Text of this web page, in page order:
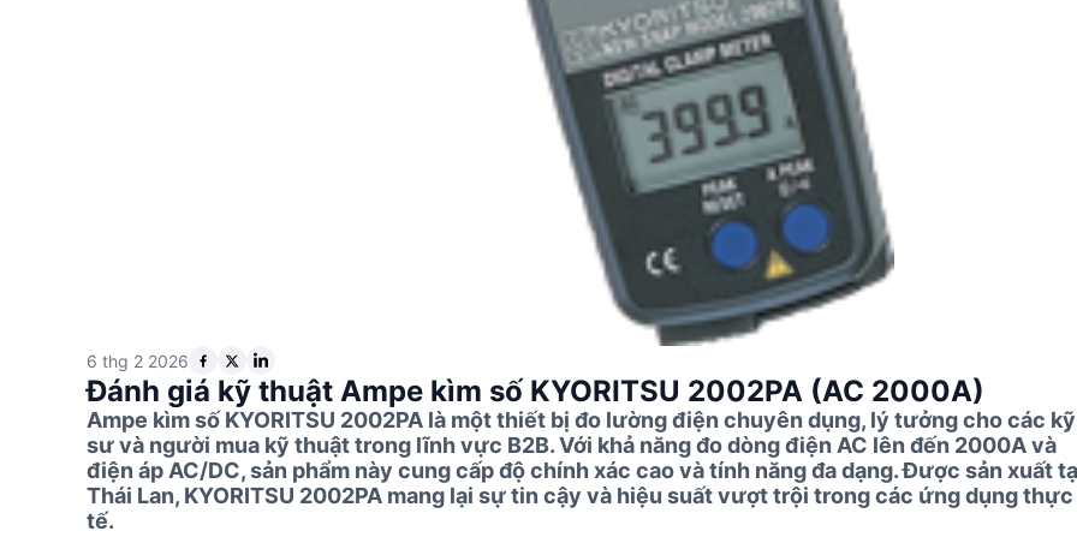
6 thg 2 2026
Đánh giá kỹ thuật Ampe kìm số KYORITSU 2002PA (AC 2000A)
Ampe kìm số KYORITSU 2002PA là một thiết bị đo lường điện chuyên dụng, lý tưởng cho các kỹ
sư và người mua kỹ thuật trong lĩnh vực B2B. Với khả năng đo dòng điện AC lên đến 2000A và
điện áp AC/DC, sản phẩm này cung cấp độ chính xác cao và tính năng đa dạng. Được sản xuất
Thái Lan, KYORITSU 2002PA mang lại sự tin cậy và hiệu suất vượt trội trong các ứng dụng thực
tế.